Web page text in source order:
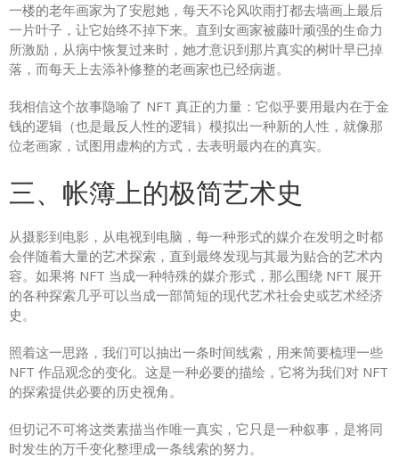
一楼的老年画家为了安慰她，每天不论风吹雨打都去墙画上最后
一片叶子，让它始终不掉下来。直到女画家被藤叶顽强的生命力
所激励，从病中恢复过来时，她才意识到那片真实的树叶早已掉
落，而每天上去添补修整的老画家也已经病逝。
我相信这个故事隐喻了 NFT 真正的力量：它似乎要用最内在于金
钱的逻辑（也是最反人性的逻辑）模拟出一种新的人性，就像那
位老画家，试图用虚构的方式，去表明最内在的真实。
三、帐簿上的极简艺术史
从摄影到电影，从电视到电脑，每一种形式的媒介在发明之时都
会伴随着大量的艺术探索，直到最终发现与其最为贴合的艺术内
容。如果将 NFT 当成一种特殊的媒介形式，那么围绕 NFT 展开
的各种探索几乎可以当成一部简短的现代艺术社会史或艺术经济
史。
照着这一思路，我们可以抽出一条时间线索，用来简要梳理一些
NFT 作品观念的变化。这是一种必要的描绘，它将为我们对 NFT
的探索提供必要的历史视角。
但切记不可将这类素描当作唯一真实，它只是一种叙事，是将同
时发生的万千变化整理成一条线索的努力。